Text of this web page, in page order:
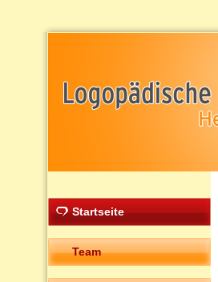
Startseite
Team